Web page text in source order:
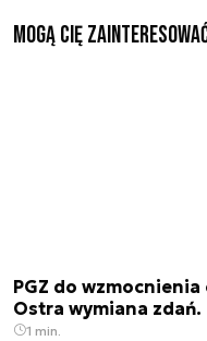
Mogą Cię
PGZ do
Ostra wymiana zdań.
1 min.